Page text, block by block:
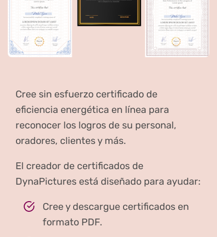
Cree sin esfuerzo certificado de
eficiencia energética en línea para
reconocer los logros de su personal,
oradores, clientes y más.
El creador de certificados de
DynaPictures está diseñado para ayudar:
Cree y descargue certificados en
formato PDF.